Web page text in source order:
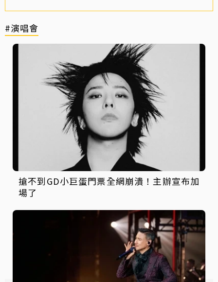
#演唱會
搶不到GD小巨蛋門票全網崩潰！主辦宣布加
場了